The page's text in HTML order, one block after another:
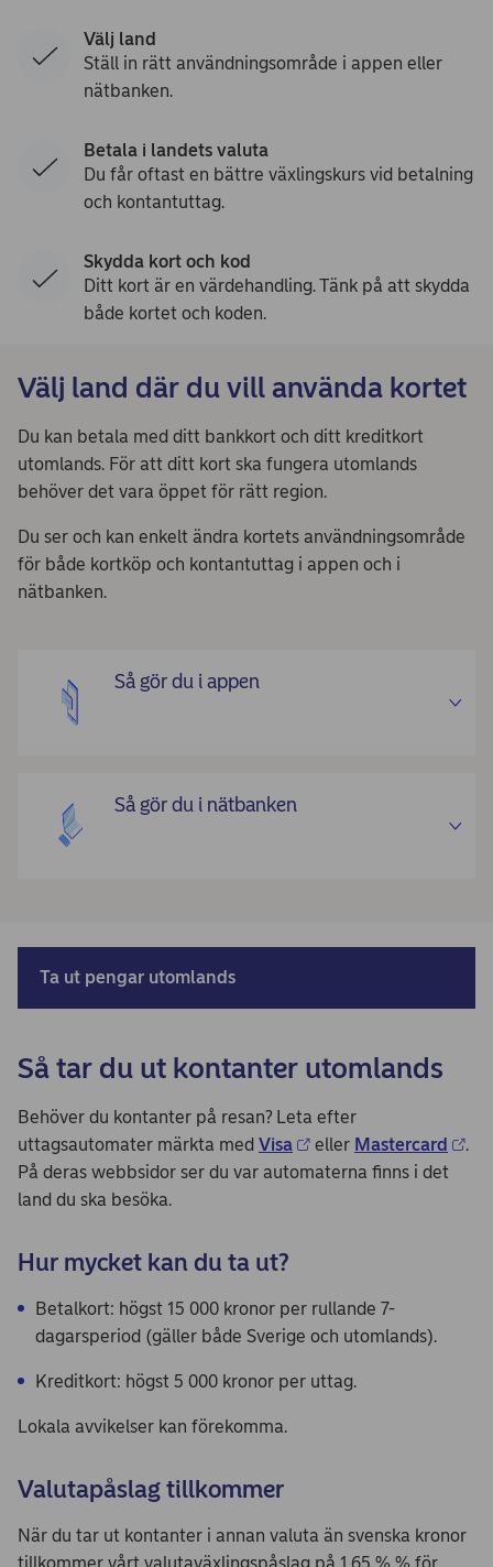
Välj land
Ställ in rätt användningsområde i appen eller
nätbanken.
Betala i landets valuta
Du får oftast en bättre växlingskurs vid betalning
och kontantuttag.
Skydda kort och kod
Ditt kort är en värdehandling. Tänk på att skydda
både kortet och koden.
Välj land där du vill använda kortet
Du kan betala med ditt bankkort och ditt kreditkort
utomlands. För att ditt kort ska fungera utomlands
behöver det vara öppet för rätt region.
Du ser och kan enkelt ändra kortets användningsområde
för både kortköp och kontantuttag i appen och i
nätbanken.
Så gör du i appen
Så gör du i nätbanken
Ta ut pengar utomlands
Så tar du ut kontanter utomlands
Behöver du kontanter på resan? Leta efter
uttagsautomater märkta med Visa eller Mastercard
.
På deras webbsidor ser du var automaterna finns i det
land du ska besöka.
Hur mycket kan du ta ut?
Betalkort: högst 15 000 kronor per rullande 7-
dagarsperiod (gäller både Sverige och utomlands).
Kreditkort: högst 5 000 kronor per uttag.
Lokala avvikelser kan förekomma.
Valutapåslag tillkommer
När du tar ut kontanter i annan valuta än svenska kronor